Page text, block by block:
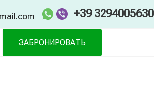
+39 3294005630
ЗАБРОНИРОВАТЬ